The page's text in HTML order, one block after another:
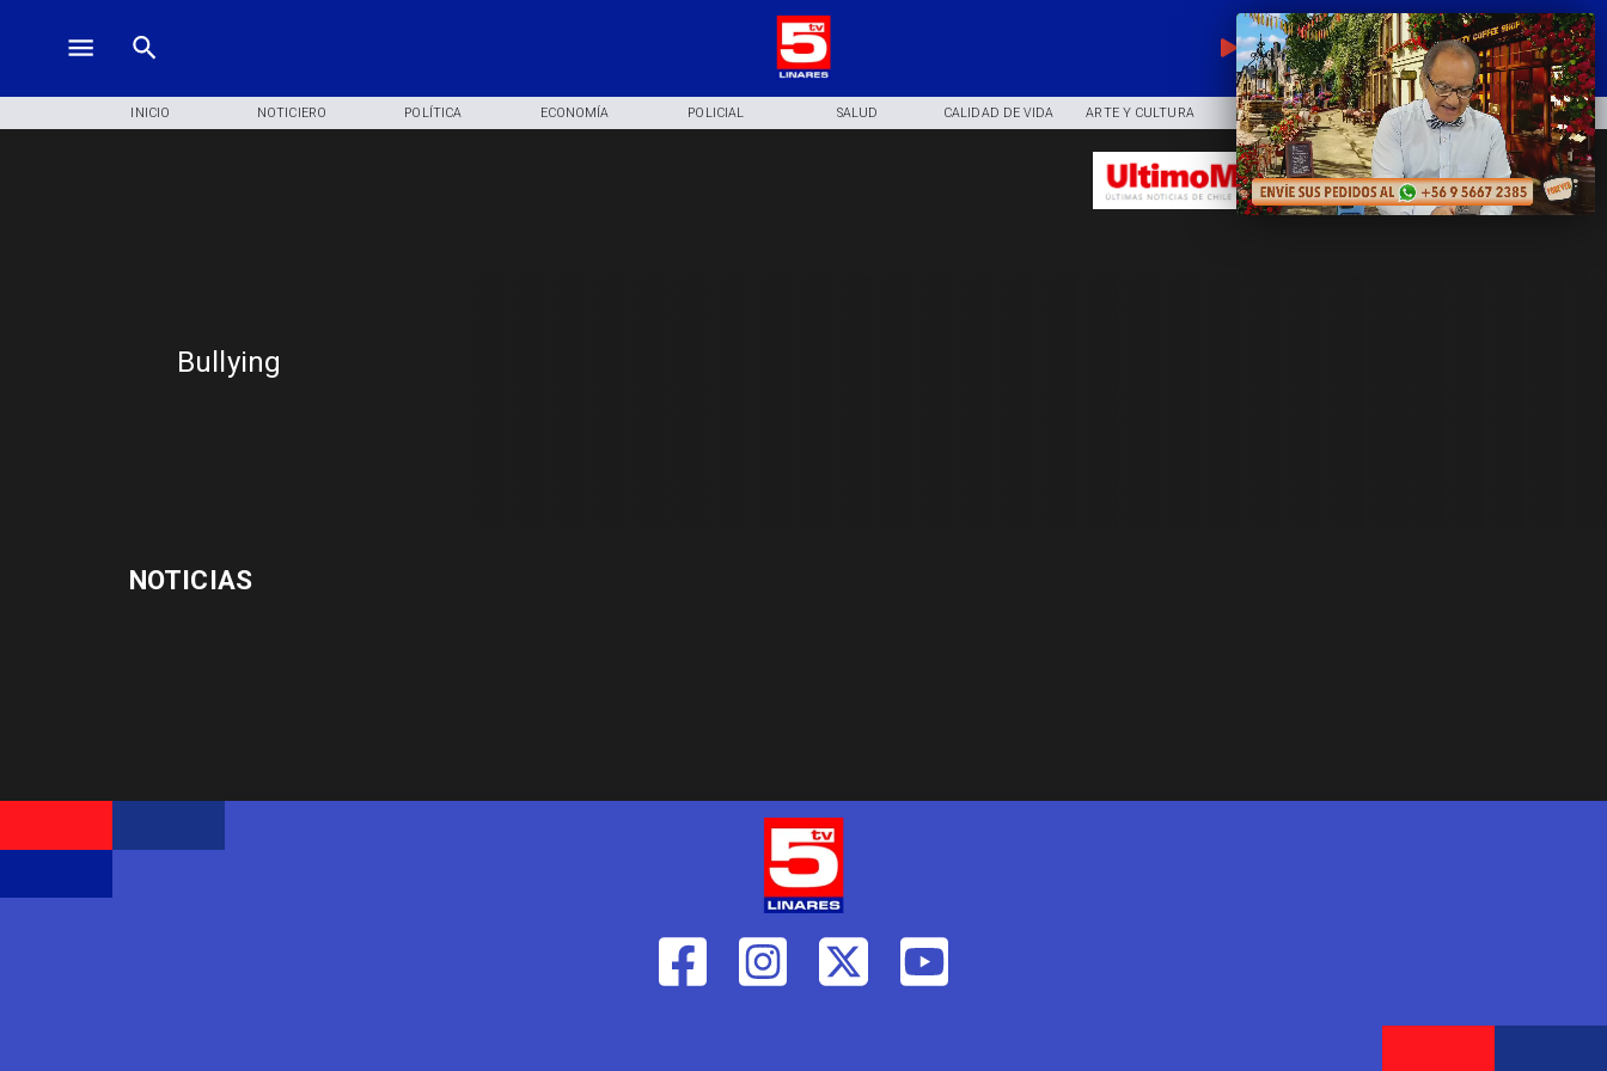
EN VIVO
INICIO NOTICIERO POLÍTICA ECONOMÍA POLICIAL SALUD CALIDAD DE VIDA ARTE Y CULTURA COMUNIDAD DEPORTES
Bullying
NOTICIAS